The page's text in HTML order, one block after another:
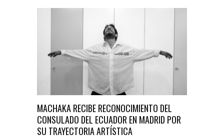
MACHAKA RECIBE RECONOCIMIENTO DEL
CONSULADO DEL ECUADOR EN MADRID POR
SU TRAYECTORIA ARTÍSTICA